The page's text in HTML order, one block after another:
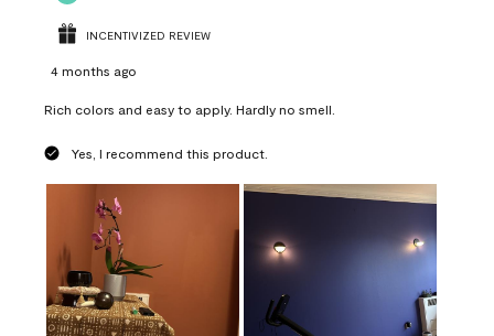
INCENTIVIZED REVIEW
4 months ago
Rich colors and easy to apply. Hardly no smell.
Yes, I recommend this product.